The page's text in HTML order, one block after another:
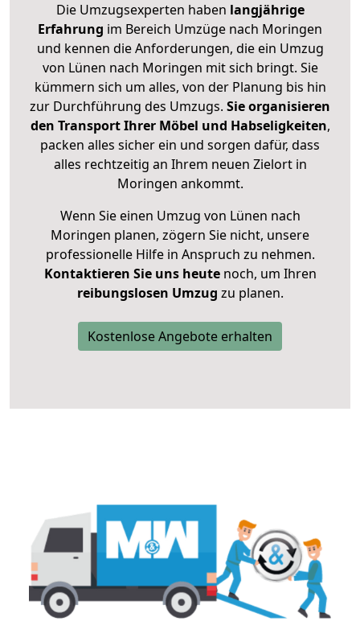
Die Umzugsexperten haben langjährige
Erfahrung im Bereich Umzüge nach Moringen
und kennen die Anforderungen, die ein Umzug
von Lünen nach Moringen mit sich bringt. Sie
kümmern sich um alles, von der Planung bis hin
zur Durchführung des Umzugs. Sie organisieren
den Transport Ihrer Möbel und Habseligkeiten,
packen alles sicher ein und sorgen dafür, dass
alles rechtzeitig an Ihrem neuen Zielort in
Moringen ankommt.
Wenn Sie einen Umzug von Lünen nach
Moringen planen, zögern Sie nicht, unsere
professionelle Hilfe in Anspruch zu nehmen.
Kontaktieren Sie uns heutenoch, um Ihren
reibungslosen Umzug zu planen.
Kostenlose Angebote erhalten